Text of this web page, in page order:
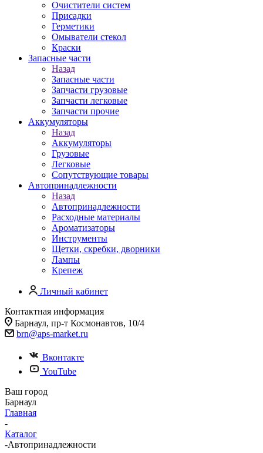
Очистители систем
Присадки
Герметики
Омыватели стекол
Краски
Запасные части
Назад
Запасные части
Запчасти грузовые
Запчасти легковые
Запчасти прочие
Аккумуляторы
Назад
Аккумуляторы
Грузовые
Легковые
Сопутствующие товары
Автопринадлежности
Назад
Автопринадлежности
Расходные материалы
Ароматизаторы
Инструменты
Щетки, скребки, дворники
Лампы
Крепеж
Личный кабинет
Контактная информация
Барнаул, пр-т Космонавтов, 10/4
brn@aps-market.ru
Вконтакте
YouTube
Ваш город
Барнаул
Главная
-
Каталог
-Автопринадлежности